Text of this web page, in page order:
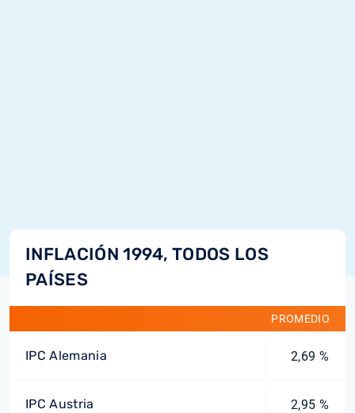
INFLACIÓN 1994, TODOS LOS
PAÍSES
PROMEDIO
IPC Alemania 2,69 %
IPC Austria 2,95 %